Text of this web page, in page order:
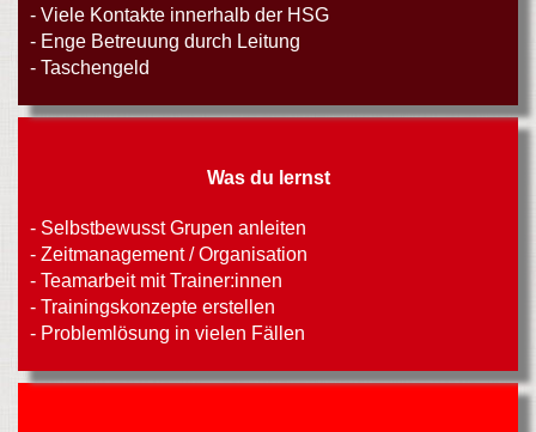
- Viele Kontakte innerhalb der HSG
- Enge Betreuung durch Leitung
- Taschengeld
Was du lernst
- Selbstbewusst Grupen anleiten
- Zeitmanagement / Organisation
- Teamarbeit mit Trainer:innen
- Trainingskonzepte erstellen
- Problemlösung in vielen Fällen